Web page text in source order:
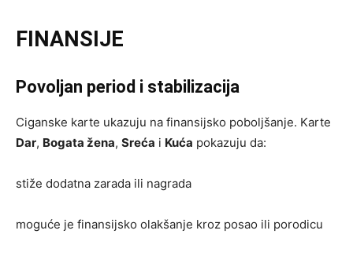
FINANSIJE
Povoljan period i stabilizacija
Ciganske karte ukazuju na finansijsko poboljšanje. Karte
Dar, Bogata žena, Sreća i Kuća pokazuju da:
stiže dodatna zarada ili nagrada
moguće je finansijsko olakšanje kroz posao ili porodicu